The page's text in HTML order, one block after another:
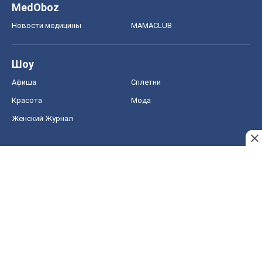
MedOboz
Новости медицины MAMACLUB
Шоу
Афиша Сплетни
Красота Мода
Женский Журнал